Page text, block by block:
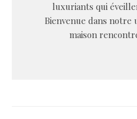
luxuriants qui
Bienvenue dans notre
maison